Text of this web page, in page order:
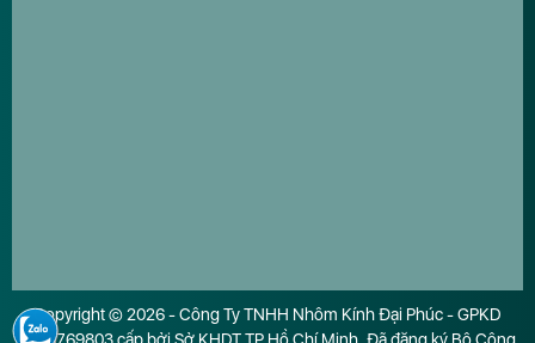
Copyright © 2026 - Công Ty TNHH Nhôm Kính Đại Phúc - GPKD